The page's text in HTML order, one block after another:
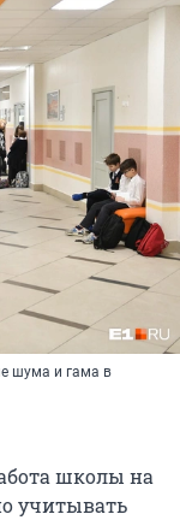
шума и гама в
школы на
учитывать